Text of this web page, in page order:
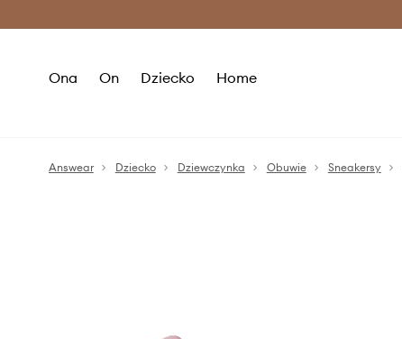
Ona On Dziecko Home
Answear Dziecko Dziewczynka Obuwie Sneakersy